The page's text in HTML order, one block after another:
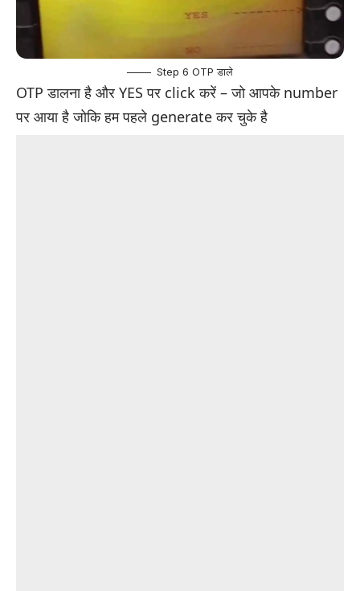
Step 6 OTP डाले
OTP डालना है और YES पर click करें – जो आपके number
पर आया है जोकि हम पहले generate कर चुके है